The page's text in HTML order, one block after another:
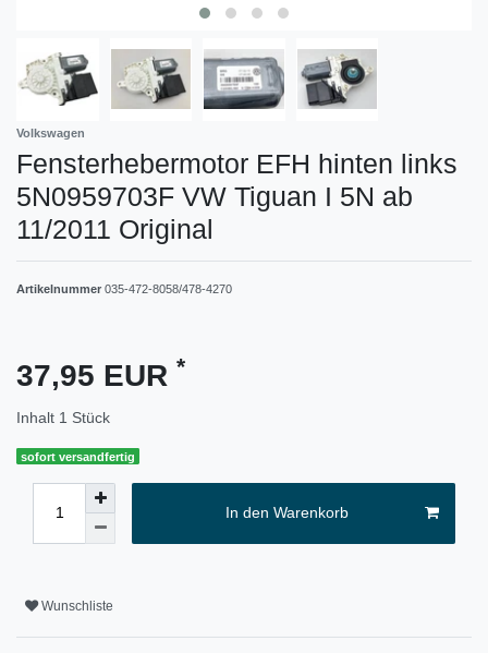
Volkswagen
Fensterhebermotor EFH hinten links
5N0959703F VW Tiguan I 5N ab
11/2011 Original
Artikelnummer 035-472-8058/478-4270
37,95 EUR *
Inhalt 1 Stück
sofort versandfertig
In den Warenkorb
Wunschliste